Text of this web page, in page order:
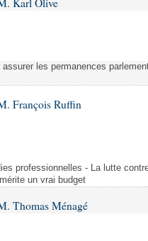
Karl Olive
les permanences
François Ruffin
professionnelles - La lutte
un vrai budget
Thomas Ménagé